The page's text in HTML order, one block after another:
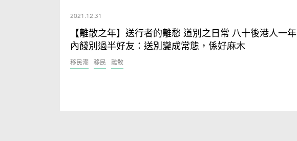
2021.12.31
【離散之年】送行者的離愁 道別之日常 八十後港人一年
內餞別過半好友：送別變成常態，係好麻木
移民潮 移民 離散